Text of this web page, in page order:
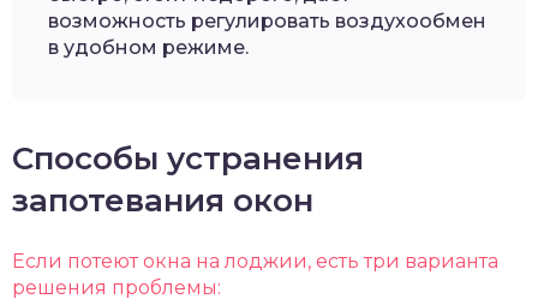
возможность регулировать воздухообмен
в удобном режиме.
Способы устранения
запотевания окон
Если потеют окна на лоджии, есть три варианта
решения проблемы: